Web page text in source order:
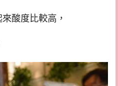
酸度比較高，